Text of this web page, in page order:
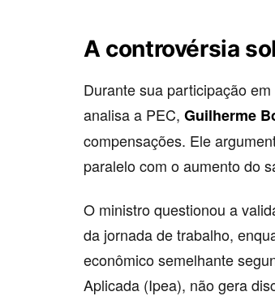
A controvérsia
Durante sua participação
analisa a PEC, Guilherme
compensações. Ele
paralelo com o aumento do
O ministro questionou a
da jornada de trabalho,
econômico semelhante
Aplicada (Ipea), não gera